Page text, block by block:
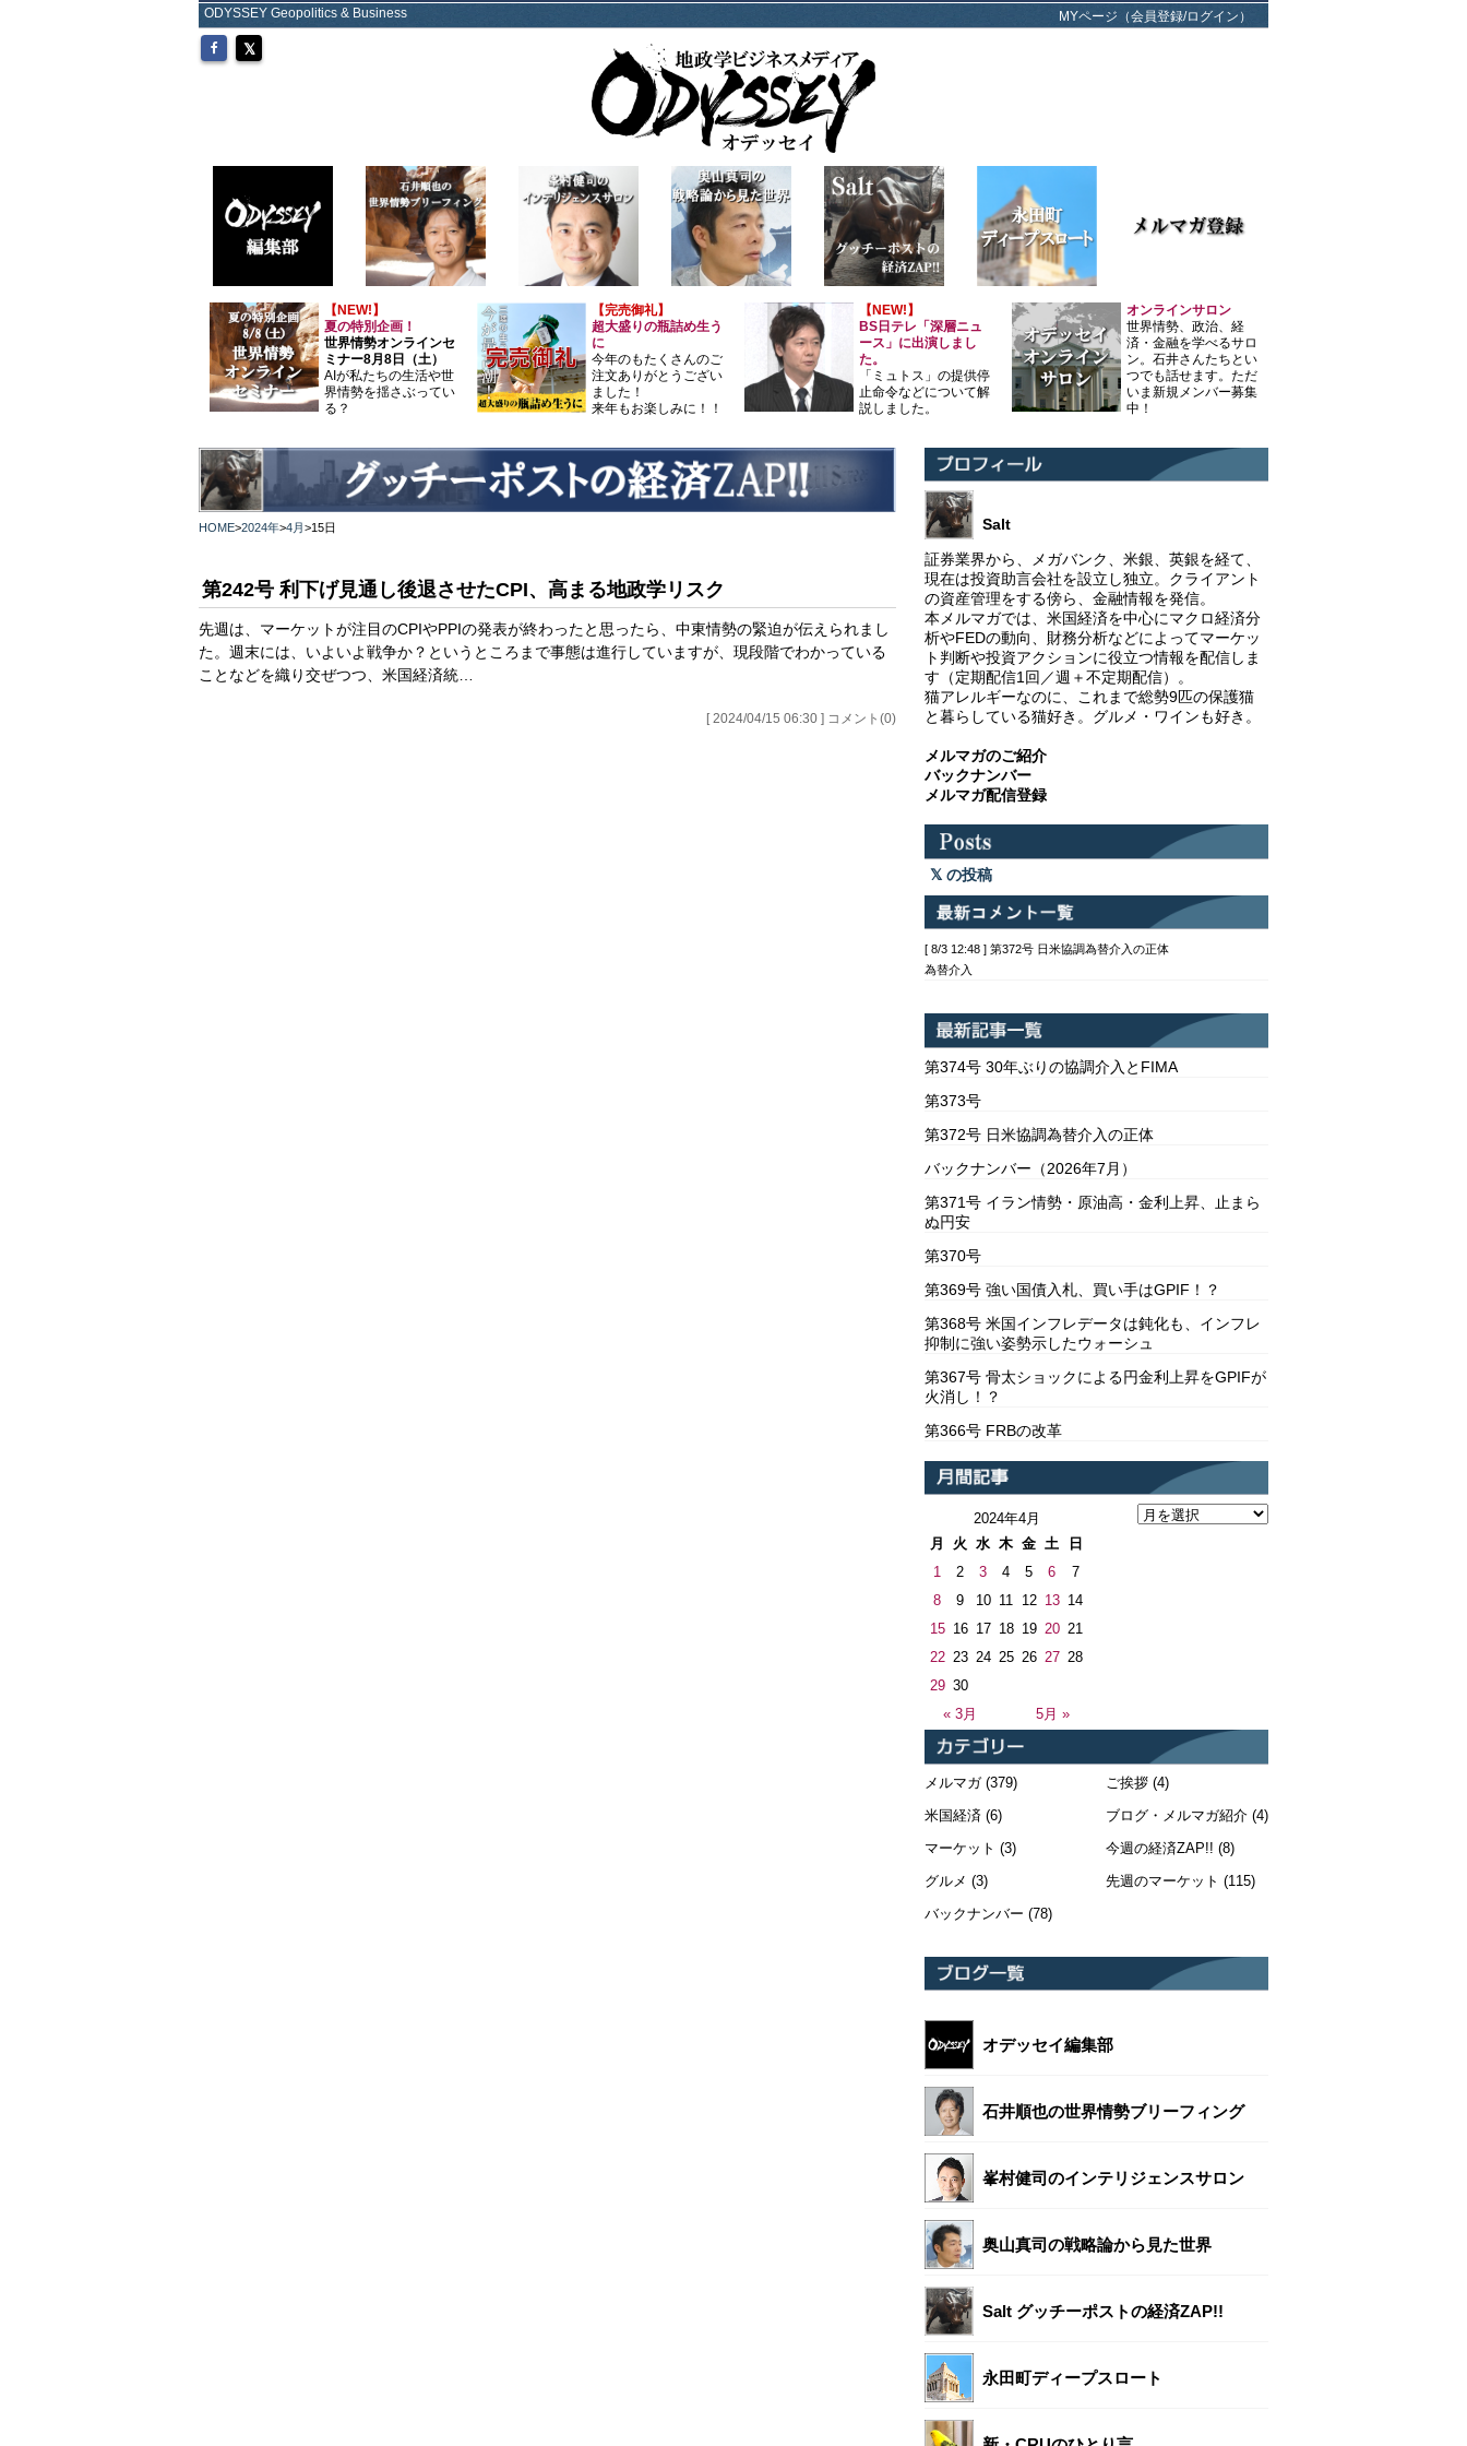
ODYSSEY Geopolitics & Business MYページ（会員登録/ログイン）
【NEW!】
夏の特別企画！
世界情勢オンラインセ
ミナー8月8日（土）
AIが私たちの生活や世
界情勢を揺さぶってい
る？
【完売御礼】
超大盛りの瓶詰め生う
に
今年のもたくさんのご
注文ありがとうござい
ました！
来年もお楽しみに！！
【NEW!】
BS日テレ「深層ニュ
ース」に出演しまし
た。
「ミュトス」の提供停
止命令などについて解
説しました。
オンラインサロン
世界情勢、政治、経
済・金融を学べるサロ
ン。石井さんたちとい
つでも話せます。ただ
いま新規メンバー募集
中！
HOME>2024年>4月 >15日
第242号 利下げ見通し後退させたCPI、高まる地政学リスク
先週は、マーケットが注目のCPIやPPIの発表が終わったと思ったら、中東情勢の緊迫が伝えられまし
た。週末には、いよいよ戦争か？というところまで事態は進行していますが、現段階でわかっている
ことなどを織り交ぜつつ、米国経済統…
[ 2024/04/15 06:30 ] コメント(0)
Salt
証券業界から、メガバンク、米銀、英銀を経て、
現在は投資助言会社を設立し独立。クライアント
の資産管理をする傍ら、金融情報を発信。
本メルマガでは、米国経済を中心にマクロ経済分
析やFEDの動向、財務分析などによってマーケッ
ト判断や投資アクションに役立つ情報を配信しま
す（定期配信1回／週＋不定期配信）。
猫アレルギーなのに、これまで総勢9匹の保護猫
と暮らしている猫好き。グルメ・ワインも好き。
メルマガのご紹介
バックナンバー
メルマガ配信登録
の投稿
[ 8/3 12:48 ] 第372号 日米協調為替介入の正体
為替介入
第374号 30年ぶりの協調介入とFIMA
第373号
第372号 日米協調為替介入の正体
バックナンバー（2026年7月）
第371号 イラン情勢・原油高・金利上昇、止まら
ぬ円安
第370号
第369号 強い国債入札、買い手はGPIF！？
第368号 米国インフレデータは鈍化も、インフレ
抑制に強い姿勢示したウォーシュ
第367号 骨太ショックによる円金利上昇をGPIFが
火消し！？
第366号 FRBの改革
2024年4月
月
火 水 木 金 土 日
« 3月 5月 »
1 2 3 4 5 6
7
8
9 10 11 12 13 14
15 16 17 18 19 20 21
22 23 24 25 26 27 28
29 30
メルマガ(379)
米国経済 (6)
マーケット (3)
グルメ (3)
バックナンバー (78)
ご挨拶(4)
ブログ・メルマガ紹介(4)
今週の経済ZAP!! (8)
先週のマーケット (115)
オデッセイ編集部
石井順也の世界情勢ブリーフィング
峯村健司のインテリジェンスサロン
奥山真司の戦略論から見た世界
Salt グッチーポストの経済ZAP!!
永田町ディープスロート